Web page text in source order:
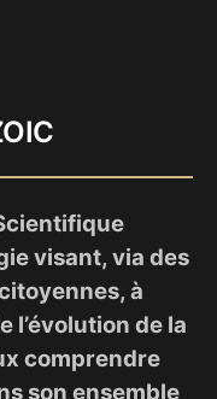
visant, via des
à
l’évolution de la
comprendre
son ensemble